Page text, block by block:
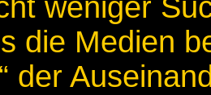
weniger
die Medien
der